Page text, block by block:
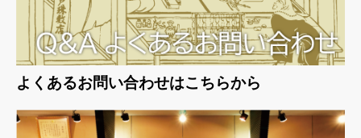
よくあるお問い合わせはこちらから